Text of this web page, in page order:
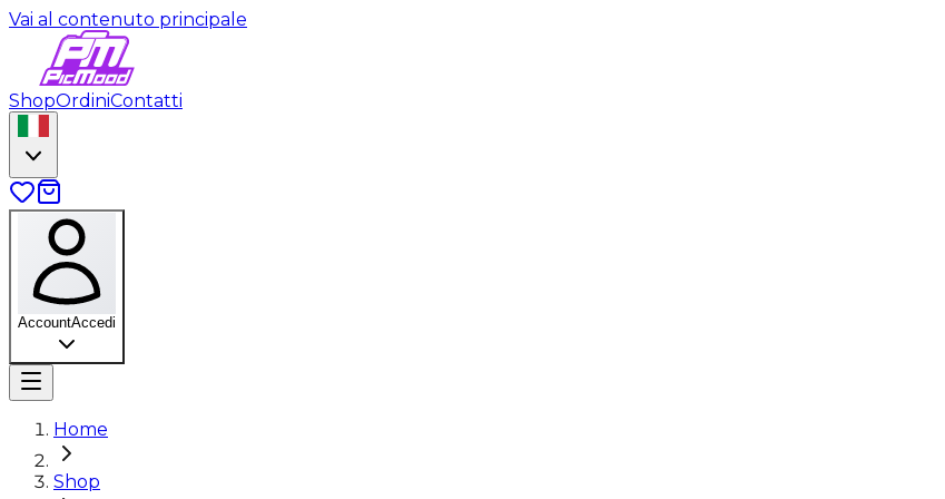
Vai al contenuto principale
ShopOrdiniContatti
AccountAccedi
Home
Shop